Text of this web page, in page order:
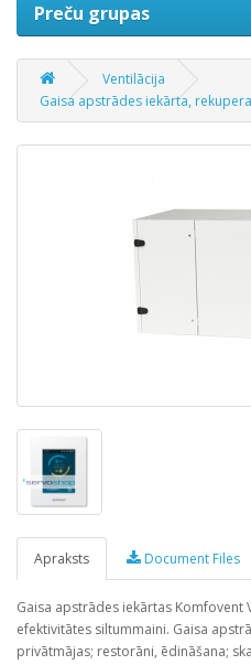
Preču grupas
Ventilācija
Gaisa apstrādes iekārta,
Apraksts Document Files
Gaisa apstrādes iekārtas Komfovent
efektivitātes siltummaini. Gaisa
privātmājas; restorāni, ēdināšana;